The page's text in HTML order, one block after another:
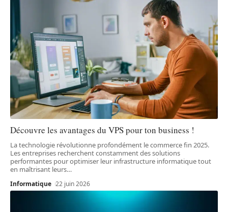
Découvre les avantages du VPS pour ton business !
La technologie révolutionne profondément le commerce fin 2025.
Les entreprises recherchent constamment des solutions
performantes pour optimiser leur infrastructure informatique tout
en maîtrisant leurs…
Informatique 22 juin 2026